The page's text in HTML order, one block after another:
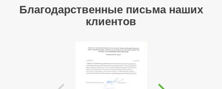
Благодарственные письма наших
клиентов